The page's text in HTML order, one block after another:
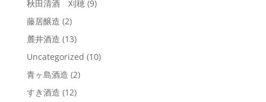
秋田清酒 刈穂 (9)
藤居醸造 (2)
麓井酒造 (13)
Uncategorized (10)
青ヶ島酒造 (2)
すき酒造 (12)